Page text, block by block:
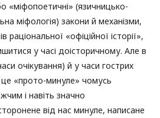
«міфопоетичні» (язичницько-
міфологія) закони й механізми,
раціональної «офіційної історії»,
у часі доісторичному. Але в
очікування) й у часи гострих
це «прото-минуле» чомусь
і навіть значно
від нас минуле, написане